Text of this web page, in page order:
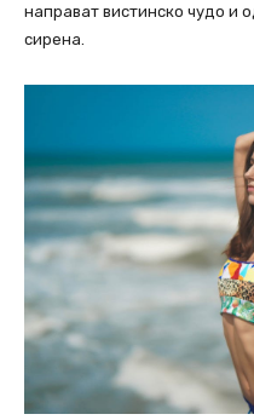
направат вистинско чудо и
сирена.